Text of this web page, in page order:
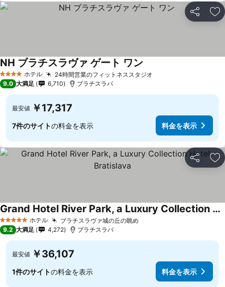
シェア お
4 ホテルのランク
ホテル 24時間営業のフィットネススタジオ
NH ブラチスラヴァ ゲート ワン
9.0 大満足 6,710 ブラチスラバ
最安値 ￥17,317
7件のサイトの料金を表示 料金を表示
シェア お
5 ホテルのランク
ホテル ブラチスラヴァ城の丘の眺め
Grand Hotel River Park, a Luxury Collection Hotel, Bratislava
9.2 大満足 4,272 ブラチスラバ
最安値 ￥36,107
1件のサイトの料金を表示 料金を表示